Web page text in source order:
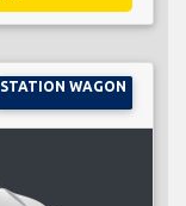
STATION WAGON